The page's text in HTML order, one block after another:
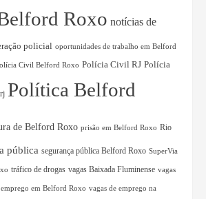
Roxo notícias de
policial oportunidades de trabalho em Belford
Civil Belford Roxo Polícia Civil RJ Polícia
Política Belford
de Belford Roxo prisão em Belford Roxo Rio
pública segurança pública Belford Roxo SuperVia
tráfico de drogas vagas Baixada Fluminense vagas
emprego em Belford Roxo vagas de emprego na